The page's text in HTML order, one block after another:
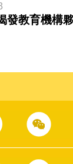
發教育機構